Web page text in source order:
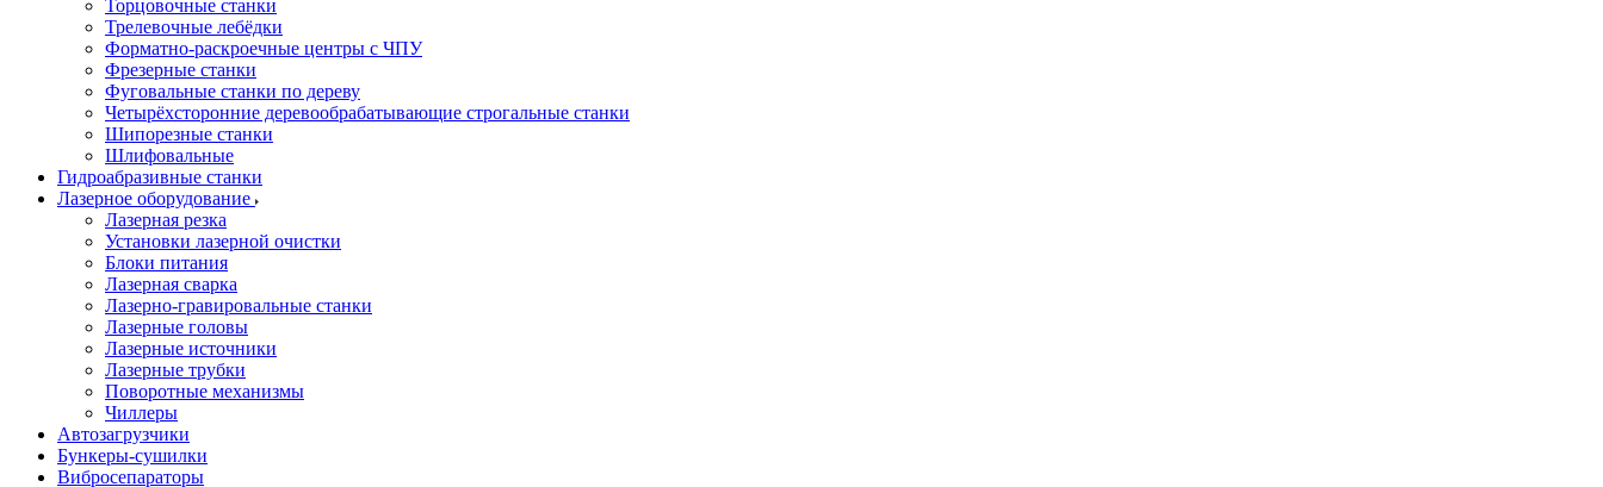
Торцовочные станки
Трелевочные лебёдки
Форматно-раскроечные центры с ЧПУ
Фрезерные станки
Фуговальные станки по дереву
Четырёхсторонние деревообрабатывающие строгальные станки
Шипорезные станки
Шлифовальные
Гидроабразивные станки
Лазерное оборудование
Лазерная резка
Установки лазерной очистки
Блоки питания
Лазерная сварка
Лазерно-гравировальные станки
Лазерные головы
Лазерные источники
Лазерные трубки
Поворотные механизмы
Чиллеры
Автозагрузчики
Бункеры-сушилки
Вибросепараторы